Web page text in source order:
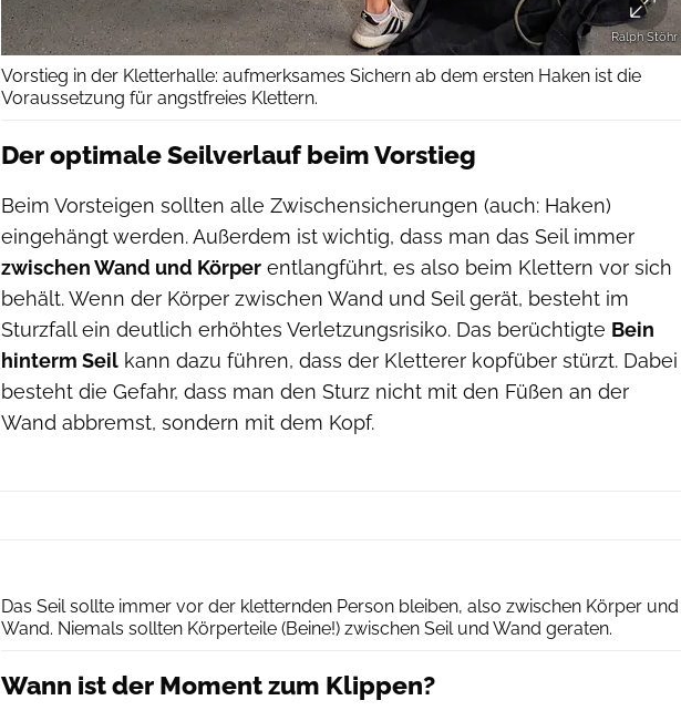
Ralph Stöhr
Vorstieg in der Kletterhalle: aufmerksames Sichern ab dem ersten Haken ist die
Voraussetzung für angstfreies Klettern.
Der optimale Seilverlauf beim Vorstieg
Beim Vorsteigen sollten alle Zwischensicherungen (auch: Haken)
eingehängt werden. Außerdem ist wichtig, dass man das Seil immer
zwischen Wand und Körper entlangführt, es also beim Klettern vor sich
behält. Wenn der Körper zwischen Wand und Seil gerät, besteht im
Sturzfall ein deutlich erhöhtes Verletzungsrisiko. Das berüchtigte Bein
hinterm Seil kann dazu führen, dass der Kletterer kopfüber stürzt. Dabei
besteht die Gefahr, dass man den Sturz nicht mit den Füßen an der
Wand abbremst, sondern mit dem Kopf.
Das Seil sollte immer vor der kletternden Person bleiben, also zwischen Körper und
Wand. Niemals sollten Körperteile (Beine!) zwischen Seil und Wand geraten.
Wann ist der Moment zum Klippen?